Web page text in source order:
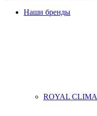
Наши бренды
ROYAL CLIMA